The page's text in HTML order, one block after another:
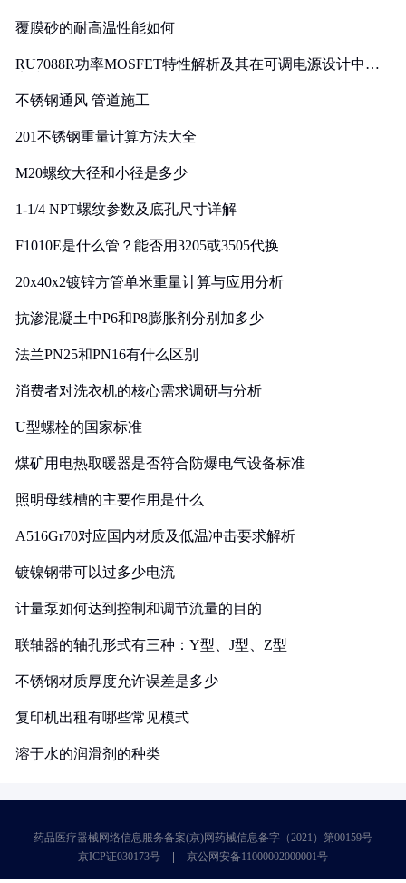
覆膜砂的耐高温性能如何
RU7088R功率MOSFET特性解析及其在可调电源设计中的
不锈钢通风 管道施工
201不锈钢重量计算方法大全
M20螺纹大径和小径是多少
1-1/4 NPT螺纹参数及底孔尺寸详解
F1010E是什么管？能否用3205或3505代换
20x40x2镀锌方管单米重量计算与应用分析
抗渗混凝土中P6和P8膨胀剂分别加多少
法兰PN25和PN16有什么区别
消费者对洗衣机的核心需求调研与分析
U型螺栓的国家标准
煤矿用电热取暖器是否符合防爆电气设备标准
照明母线槽的主要作用是什么
A516Gr70对应国内材质及低温冲击要求解析
镀镍钢带可以过多少电流
计量泵如何达到控制和调节流量的目的
联轴器的轴孔形式有三种：Y型、J型、Z型
不锈钢材质厚度允许误差是多少
复印机出租有哪些常见模式
溶于水的润滑剂的种类
药品医疗器械网络信息服务备案(京)网药械信息备字（2021）第00159号
京ICP证030173号
京公网安备11000002000001号